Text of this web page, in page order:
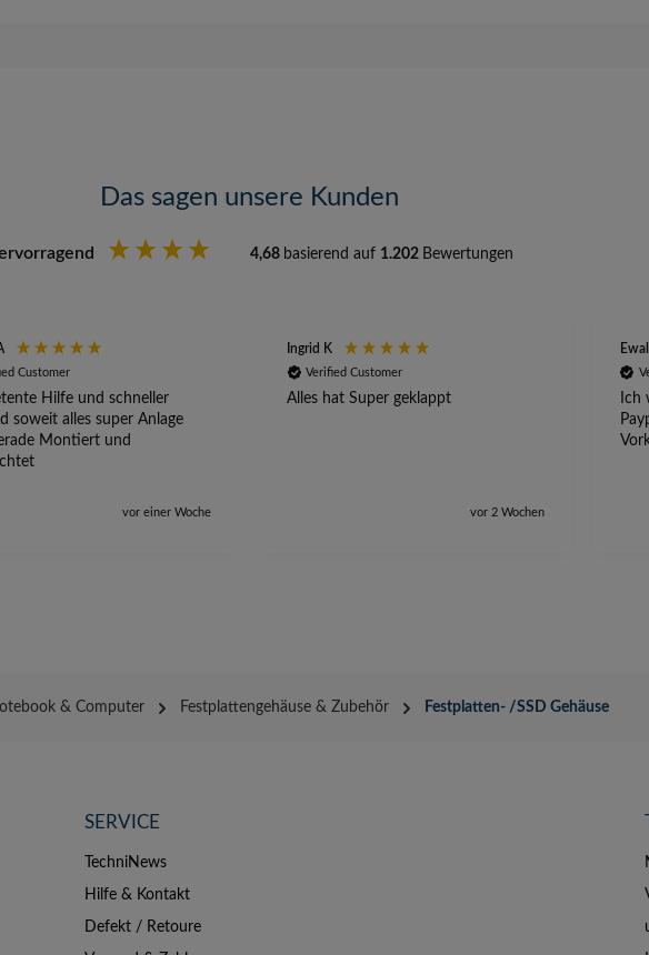
Das sagen unsere Kunden
4,68 basierend auf 1.202 Bewertungen
Customer
Hilfe und schneller
soweit alles super Anlage
Montiert und
vor einer Woche
Ingrid K
Verified Customer
Alles hat Super geklappt
vor 2 Wochen
Ich
& Computer Festplattengehäuse & Zubehör Festplatten- /SSD Gehäuse
SERVICE
TechniNews
Hilfe & Kontakt
Defekt / Retoure